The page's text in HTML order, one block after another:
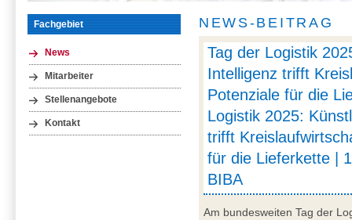
Fachgebiet
News
Mitarbeiter
Stellenangebote
Kontakt
NEWS-BEITRAG
Tag der Logistik
Intelligenz trifft
Potenziale für die
Logistik 2025:
trifft
für die Lieferkette |
BIBA
Am bundesweiten Tag der